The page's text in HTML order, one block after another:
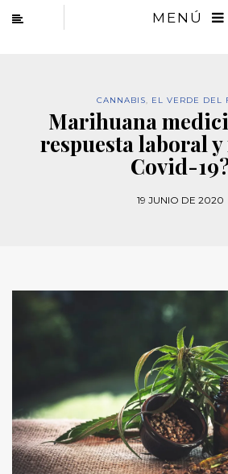
MENÚ
CANNABIS, EL VERDE DEL
Marihuana
respuesta laboral
Covid-
19 JUNIO DE 2020